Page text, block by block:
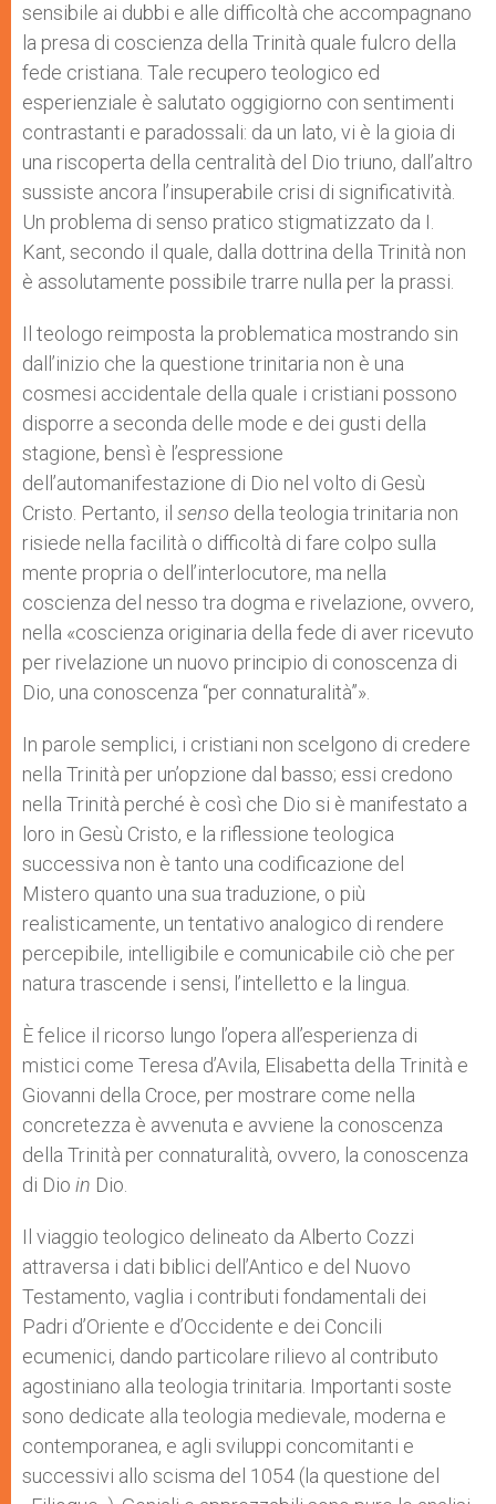
sensibile ai dubbi e alle difficoltà che accompagnano
la presa di coscienza della Trinità quale fulcro della
fede cristiana. Tale recupero teologico ed
esperienziale è salutato oggigiorno con sentimenti
contrastanti e paradossali: da un lato, vi è la gioia di
una riscoperta della centralità del Dio triuno, dall’altro
sussiste ancora l’insuperabile crisi di significatività.
Un problema di senso pratico stigmatizzato da I.
Kant, secondo il quale, dalla dottrina della Trinità non
è assolutamente possibile trarre nulla per la prassi.
Il teologo reimposta la problematica mostrando sin
dall’inizio che la questione trinitaria non è una
cosmesi accidentale della quale i cristiani possono
disporre a seconda delle mode e dei gusti della
stagione, bensì è l’espressione
dell’automanifestazione di Dio nel volto di Gesù
Cristo. Pertanto, il senso della teologia trinitaria non
risiede nella facilità o difficoltà di fare colpo sulla
mente propria o dell’interlocutore, ma nella
coscienza del nesso tra dogma e rivelazione, ovvero,
nella «coscienza originaria della fede di aver ricevuto
per rivelazione un nuovo principio di conoscenza di
Dio, una conoscenza “per connaturalità”».
In parole semplici, i cristiani non scelgono di credere
nella Trinità per un’opzione dal basso; essi credono
nella Trinità perché è così che Dio si è manifestato a
loro in Gesù Cristo, e la riflessione teologica
successiva non è tanto una codificazione del
Mistero quanto una sua traduzione, o più
realisticamente, un tentativo analogico di rendere
percepibile, intelligibile e comunicabile ciò che per
natura trascende i sensi, l’intelletto e la lingua.
È felice il ricorso lungo l’opera all’esperienza di
mistici come Teresa d’Avila, Elisabetta della Trinità e
Giovanni della Croce, per mostrare come nella
concretezza è avvenuta e avviene la conoscenza
della Trinità per connaturalità, ovvero, la conoscenza
di Dio in Dio.
Il viaggio teologico delineato da Alberto Cozzi
attraversa i dati biblici dell’Antico e del Nuovo
Testamento, vaglia i contributi fondamentali dei
Padri d’Oriente e d’Occidente e dei Concili
ecumenici, dando particolare rilievo al contributo
agostiniano alla teologia trinitaria. Importanti soste
sono dedicate alla teologia medievale, moderna e
contemporanea, e agli sviluppi concomitanti e
successivi allo scisma del 1054 (la questione del